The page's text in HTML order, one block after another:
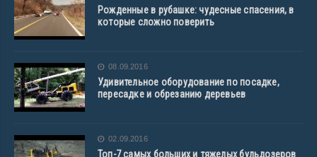
Рожденные в рубашке: чудесные спасения, в
которые сложно поверить
08.09.2016
Удивительное оборудование по посадке,
пересадке и обрезанию деревьев
02.09.2016
Топ-7 самых больших и тяжелых бульдозеров